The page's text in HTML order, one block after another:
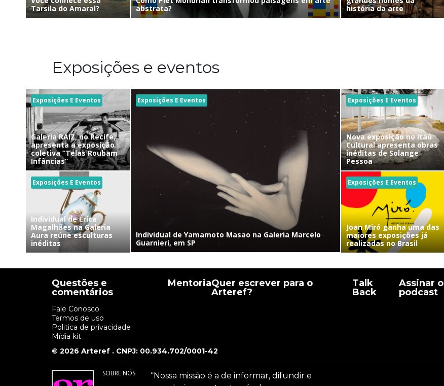
Tarsila do Amaral?
abstrata?
história da arte
Exposições e eventos
Exposições E Eventos
Galeria RAIZ, no Recife,
apresenta a exposição
coletiva “Telas Roubam
Infâncias”
Exposições E Eventos
Individual de Érica
Magalhães na Galeria
Aura reúne esculturas
inéditas
Exposições E Eventos
Individual de Yamamoto Masao na Galeria Marcelo
Guarnieri, em SP
Exposições E Eventos
Nova exposição no Itaú
Cultural apresenta obras
inéditas de Solange
Pessoa
Exposições E Eventos
Joan Miró ganha uma das
maiores exposições já
realizadas no Brasil
Questões e
comentários
Fale Conosco
Termos de uso
Politica de privacidade
Mídia kit
MentoriaQuer escrever para o
Arteref?
Talk
Back
Assinar o
podcast
© 2026 Arteref . CNPJ: 00.934.702/0001-42
SOBRE NÓS
“Nossa missão é a de informar, difundir e